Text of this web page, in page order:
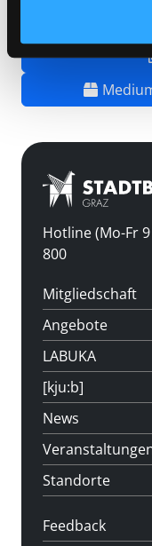
Hotline (Mo-Fr
800
Mitgliedschaft
Angebote
LABUKA
[kju:b]
News
Standorte
Feedback